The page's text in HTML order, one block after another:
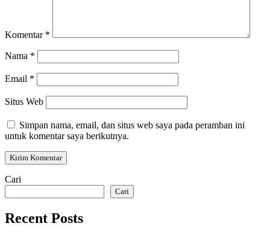
Komentar *
Nama *
Email *
Situs Web
Simpan nama, email, dan situs web saya pada peramban ini
untuk komentar saya berikutnya.
Cari
Cari
Recent Posts